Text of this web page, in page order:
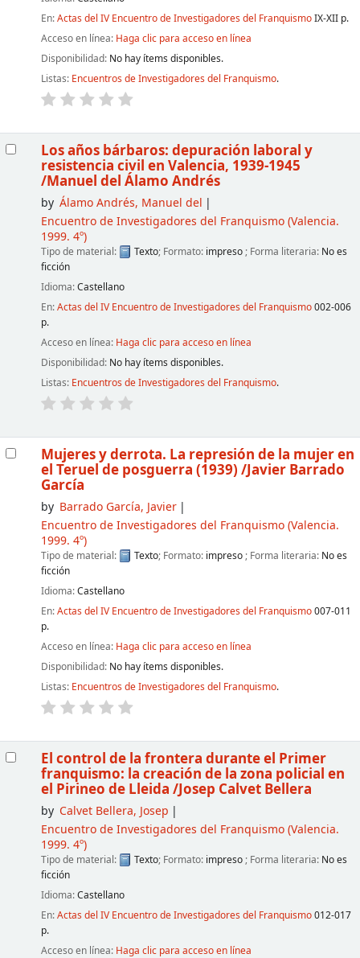
En:Actas del IV Encuentro de Investigadores del FranquismoIX-XII p.
Acceso en línea: Haga clic para acceso en línea
Disponibilidad: No hay ítems disponibles.
Listas: Encuentros de Investigadores del Franquismo.
Los años bárbaros: depuración laboral y
resistencia civil en Valencia, 1939-1945
/Manuel del Álamo Andrés
by Álamo Andrés, Manuel del
Encuentro de Investigadores del Franquismo(Valencia.
1999. 4º)
Tipo de material: Texto; Formato: impreso ; Forma literaria: No es
ficción
Idioma:Castellano
En:Actas del IV Encuentro de Investigadores del Franquismo002-006
p.
Acceso en línea: Haga clic para acceso en línea
Disponibilidad: No hay ítems disponibles.
Listas: Encuentros de Investigadores del Franquismo.
Mujeres y derrota. La represión de la mujer en
el Teruel de posguerra (1939) /Javier Barrado
García
by Barrado García, Javier
Encuentro de Investigadores del Franquismo(Valencia.
1999. 4º)
Tipo de material: Texto; Formato: impreso ; Forma literaria: No es
ficción
Idioma:Castellano
En:Actas del IV Encuentro de Investigadores del Franquismo007-011
p.
Acceso en línea: Haga clic para acceso en línea
Disponibilidad: No hay ítems disponibles.
Listas: Encuentros de Investigadores del Franquismo.
El control de la frontera durante el Primer
franquismo: la creación de la zona policial en
el Pirineo de Lleida /Josep Calvet Bellera
by Calvet Bellera, Josep
Encuentro de Investigadores del Franquismo(Valencia.
1999. 4º)
Tipo de material: Texto; Formato: impreso ; Forma literaria: No es
ficción
Idioma:Castellano
En:Actas del IV Encuentro de Investigadores del Franquismo012-017
p.
Acceso en línea: Haga clic para acceso en línea